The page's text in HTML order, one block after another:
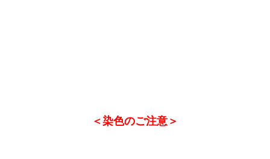
＜染色のご注意＞